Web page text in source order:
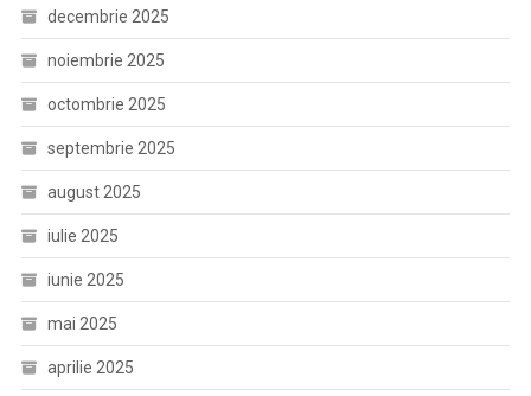
decembrie 2025
noiembrie 2025
octombrie 2025
septembrie 2025
august 2025
iulie 2025
iunie 2025
mai 2025
aprilie 2025